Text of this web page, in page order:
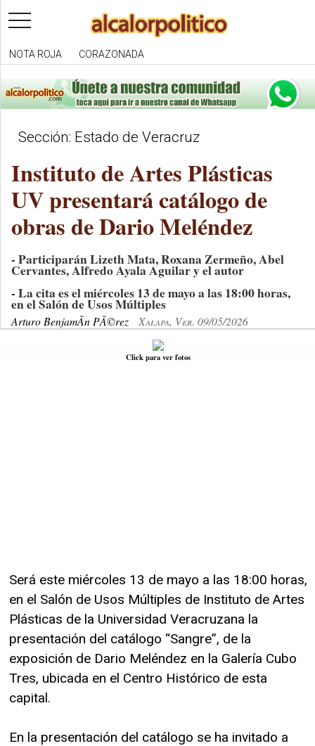
toggle
navigation
NOTA ROJA CORAZONADA
Sección: Estado de Veracruz
Instituto de Artes Plásticas
UV presentará catálogo de
obras de Dario Meléndez
- Participarán Lizeth Mata, Roxana Zermeño, Abel
Cervantes, Alfredo Ayala Aguilar y el autor
- La cita es el miércoles 13 de mayo a las 18:00 horas,
en el Salón de Usos Múltiples
Arturo BenjamÃ­n PÃ©rez Xalapa, Ver. 09/05/2026
Click para ver fotos
Será este miércoles 13 de mayo a las 18:00 horas,
en el Salón de Usos Múltiples de Instituto de Artes
Plásticas de la Universidad Veracruzana la
presentación del catálogo “Sangre”, de la
exposición de Dario Meléndez en la Galería Cubo
Tres, ubicada en el Centro Histórico de esta
capital.
En la presentación del catálogo se ha invitado a